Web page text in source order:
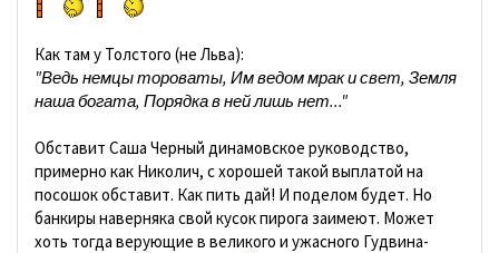
Как там у Толстого (не Льва):
"Ведь немцы тороваты, Им ведом мрак и свет, Земля
наша богата, Порядка в ней лишь нет..."
Обставит Саша Черный динамовское руководство,
примерно как Николич, с хорошей такой выплатой на
посошок обставит. Как пить дай! И поделом будет. Но
банкиры наверняка свой кусок пирога заимеют. Может
хоть тогда верующие в великого и ужасного Гудвина-